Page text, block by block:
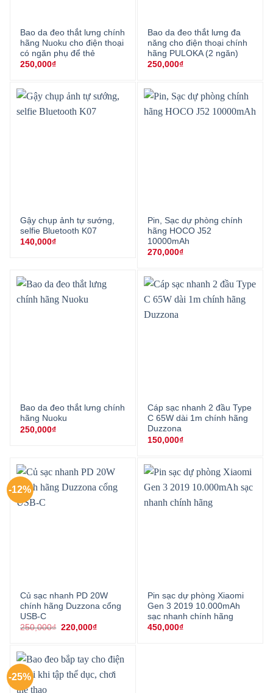
Bao da đeo thắt lưng chính
hãng Nuoku cho điện thoại
có ngăn phụ để thẻ
250,000₫
Bao da đeo thắt lưng đa
năng cho điện thoại chính
hãng PULOKA (2 ngăn)
250,000₫
Gậy chụp ảnh tự sướng,
selfie Bluetooth K07
140,000₫
Pin, Sạc dự phòng chính
hãng HOCO J52
10000mAh
270,000₫
Bao da đeo thắt lưng chính
hãng Nuoku
250,000₫
Cáp sạc nhanh 2 đầu Type
C 65W dài 1m chính hãng
Duzzona
150,000₫
-12%
Củ sạc nhanh PD 20W
chính hãng Duzzona cổng
USB-C
250,000₫ Giá
220,000₫Giá
220,000₫.
Pin sạc dự phòng Xiaomi
Gen 3 2019 10.000mAh
sạc nhanh chính hãng
450,000₫
-25%